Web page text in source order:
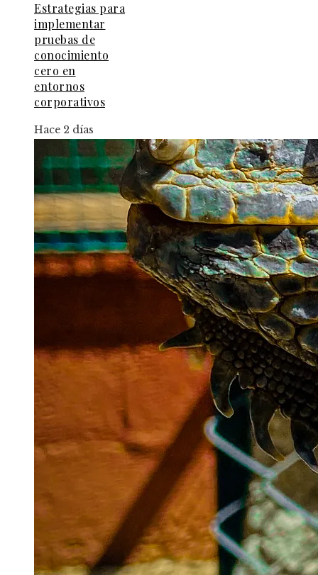
Estrategias para
implementar
pruebas de
conocimiento
cero en
entornos
corporativos
Hace 2 días